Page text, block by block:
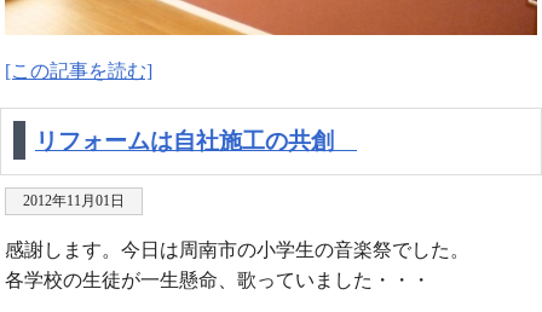
[この記事を読む]
リフォームは自社施工の共創
2012年11月01日
感謝します。今日は周南市の小学生の音楽祭でした。
各学校の生徒が一生懸命、歌っていました・・・